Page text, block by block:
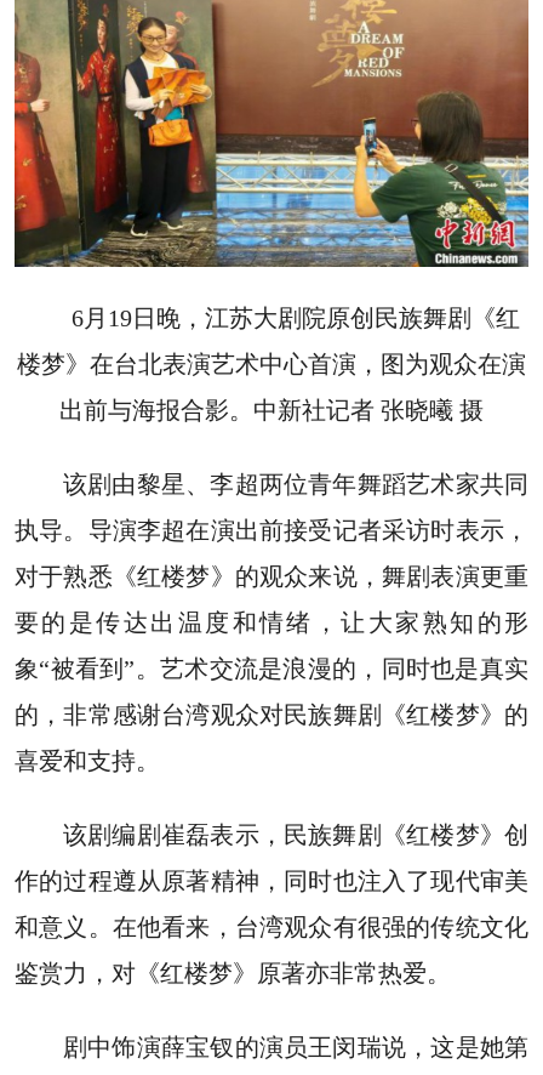
6月19日晚，江苏大剧院原创民族舞剧《红
楼梦》在台北表演艺术中心首演，图为观众在演
出前与海报合影。中新社记者 张晓曦 摄
该剧由黎星、李超两位青年舞蹈艺术家共同
执导。导演李超在演出前接受记者采访时表示，
对于熟悉《红楼梦》的观众来说，舞剧表演更重
要的是传达出温度和情绪，让大家熟知的形
象“被看到”。艺术交流是浪漫的，同时也是真实
的，非常感谢台湾观众对民族舞剧《红楼梦》的
喜爱和支持。
该剧编剧崔磊表示，民族舞剧《红楼梦》创
作的过程遵从原著精神，同时也注入了现代审美
和意义。在他看来，台湾观众有很强的传统文化
鉴赏力，对《红楼梦》原著亦非常热爱。
剧中饰演薛宝钗的演员王闵瑞说，这是她第